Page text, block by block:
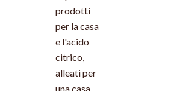
prodotti
per la casa
e l'acido
citrico,
alleati per
una casa